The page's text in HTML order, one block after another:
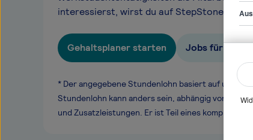
interessierst, wirst du auf StepStone.de
Gehaltsplaner starten Jobs für
* Der angegebene Stundenlohn basiert auf
Stundenlohn kann anders sein, abhängig von
und Zusatzleistungen. Er ist Teil eines komplexen